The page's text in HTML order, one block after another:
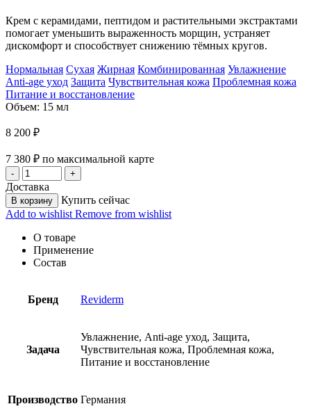
Крем с керамидами, пептидом и растительными экстрактами
помогает уменьшить выраженность морщин, устраняет
дискомфорт и способствует снижению тёмных кругов.
Нормальная Сухая Жирная Комбинированная Увлажнение
Anti-age уход Защита Чувствительная кожа Проблемная кожа
Питание и восстановление
Объем: 15 мл
8 200 ₽
7 380 ₽ по максимальной карте
Доставка
В корзину
Купить сейчас
Add to wishlist Remove from wishlist
О товаре
Применение
Состав
Бренд Reviderm
Задача
Увлажнение, Anti-age уход, Защита,
Чувствительная кожа, Проблемная кожа,
Питание и восстановление
Производство Германия